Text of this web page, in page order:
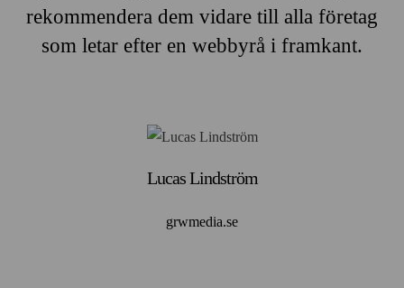
rekommendera dem vidare till alla företag
som letar efter en webbyrå i framkant.
Lucas Lindström
grwmedia.se